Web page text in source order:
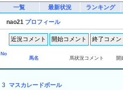
一覧 最新状況 ランキング
nao21 プロフィール
No
馬名
馬状況コメント 開
3 マスカレードボール